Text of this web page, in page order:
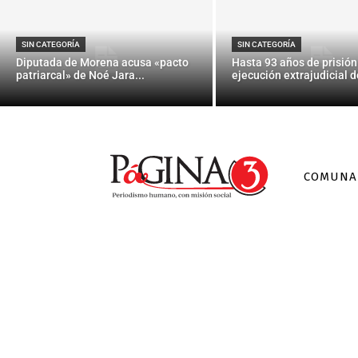
SIN CATEGORÍA
Diputada de Morena acusa «pacto
patriarcal» de Noé Jara...
SIN CATEGORÍA
Hasta 93 años de
ejecución extrajudicial